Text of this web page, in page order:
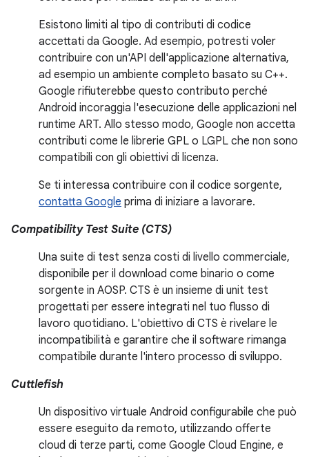
Esistono limiti al tipo di contributi di codice
accettati da Google. Ad esempio, potresti voler
contribuire con un'API dell'applicazione alternativa,
ad esempio un ambiente completo basato su C++.
Google rifiuterebbe questo contributo perché
Android incoraggia l'esecuzione delle applicazioni nel
runtime ART. Allo stesso modo, Google non accetta
contributi come le librerie GPL o LGPL che non sono
compatibili con gli obiettivi di licenza.
Se ti interessa contribuire con il codice sorgente,
contatta Google prima di iniziare a lavorare.
Compatibility Test Suite (CTS)
Una suite di test senza costi di livello commerciale,
disponibile per il download come binario o come
sorgente in AOSP. CTS è un insieme di unit test
progettati per essere integrati nel tuo flusso di
lavoro quotidiano. L'obiettivo di CTS è rivelare le
incompatibilità e garantire che il software rimanga
compatibile durante l'intero processo di sviluppo.
Cuttlefish
Un dispositivo virtuale Android configurabile che può
essere eseguito da remoto, utilizzando offerte
cloud di terze parti, come Google Cloud Engine, e